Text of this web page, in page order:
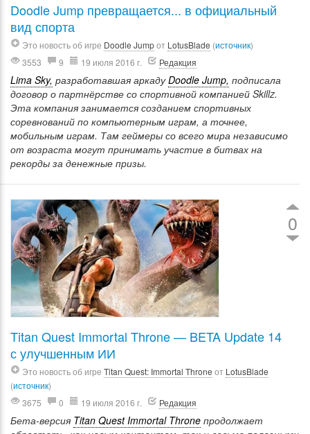
Doodle Jump превращается... в официальный
вид спорта
Это новость об игре Doodle Jumpот LotusBlade (источник)
3553
9 19 июля 2016 г. Редакция
Lima Sky, разработавшая аркадуDoodle Jump, подписала
договор о партнёрстве со спортивной компанией Skillz.
Эта компания занимается созданием спортивных
соревнований по компьютерным играм, а точнее,
мобильным играм. Там геймеры со всего мира независимо
от возраста могут принимать участие в битвах на
рекорды за денежные призы.
0
Titan Quest Immortal Throne — BETA Update 14
с улучшенным ИИ
Это новость об игре Titan Quest: Immortal Throne от LotusBlade
(источник)
3675
0 19 июля 2016 г. Редакция
Бета-версия Titan Quest Immortal Throne продолжает